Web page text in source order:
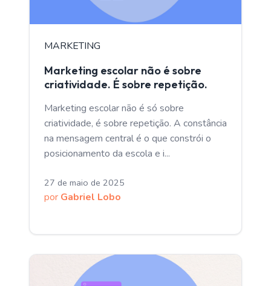
MARKETING
Marketing escolar não é sobre
criatividade. É sobre repetição.
Marketing escolar não é só sobre
criatividade, é sobre repetição. A constância
na mensagem central é o que constrói o
posicionamento da escola e i...
27 de maio de 2025
por Gabriel Lobo